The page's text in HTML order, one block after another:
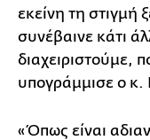
εκείνη τη στιγμή
συνέβαινε κάτι
διαχειριστούμε,
υπογράμμισε ο κ.
«Όπως είναι